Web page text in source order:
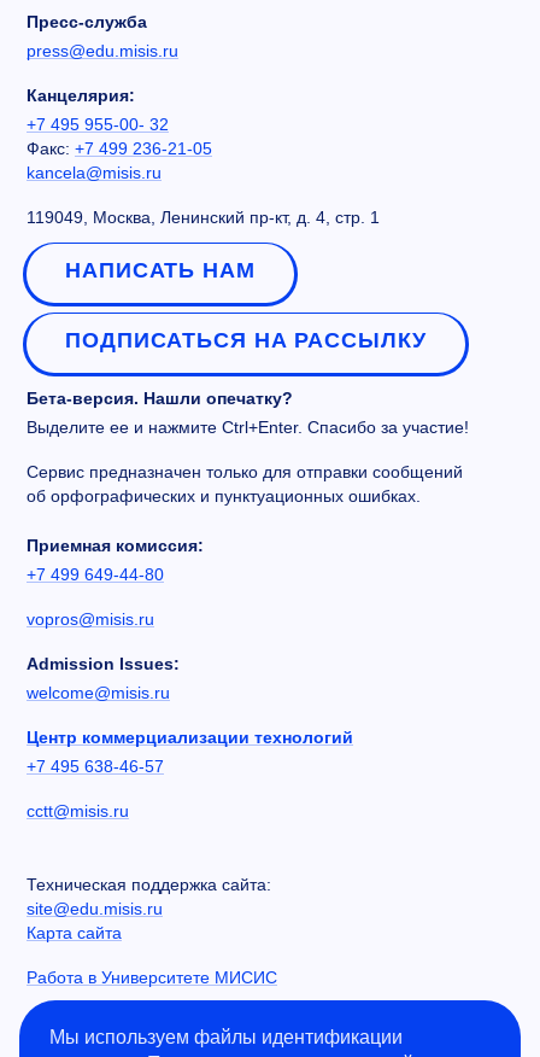
Пресс-служба
press@edu.misis.ru
Канцелярия:
+7 495 955-00- 32
Факс: +7 499 236-21-05
kancela@misis.ru
119049, Москва, Ленинский пр-кт, д. 4, стр. 1
НАПИСАТЬ НАМ
ПОДПИСАТЬСЯ НА РАССЫЛКУ
Бета-версия. Нашли опечатку?
Выделите ее и нажмите Ctrl+Enter. Спасибо за участие!
Сервис предназначен только для отправки сообщений
об орфографических и пунктуационных ошибках.
Приемная комиссия:
+7 499 649-44-80
vopros@misis.ru
Admission Issues:
welcome@misis.ru
Центр коммерциализации технологий
+7 495 638-46-57
cctt@misis.ru
Техническая поддержка сайта:
site@edu.misis.ru
Карта сайта
Работа в Университете МИСИС
Сведения об образовательной организации
Мы используем файлы идентификации